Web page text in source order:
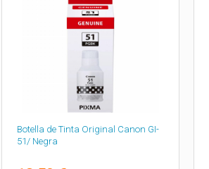
Botella de Tinta Original Canon GI-
51/ Negra